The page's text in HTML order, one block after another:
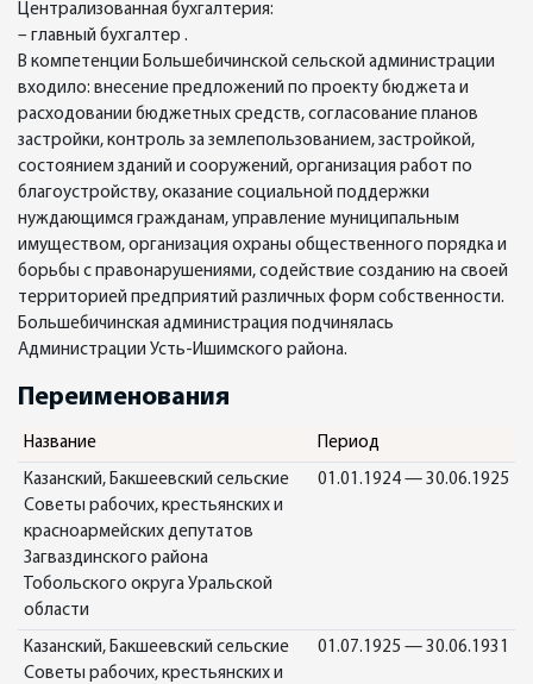
Централизованная бухгалтерия:
– главный бухгалтер .
В компетенции Большебичинской сельской администрации
входило: внесение предложений по проекту бюджета и
расходовании бюджетных средств, согласование планов
застройки, контроль за землепользованием, застройкой,
состоянием зданий и сооружений, организация работ по
благоустройству, оказание социальной поддержки
нуждающимся гражданам, управление муниципальным
имуществом, организация охраны общественного порядка и
борьбы с правонарушениями, содействие созданию на своей
территорией предприятий различных форм собственности.
Большебичинская администрация подчинялась
Администрации Усть-Ишимского района.
Переименования
Название Период
Казанский, Бакшеевский сельские
Советы рабочих, крестьянских и
красноармейских депутатов
Загваздинского района
Тобольского округа Уральской
области
01.01.1924 — 30.06.1925
Казанский, Бакшеевский сельские
Советы рабочих, крестьянских и
01.07.1925 — 30.06.1931